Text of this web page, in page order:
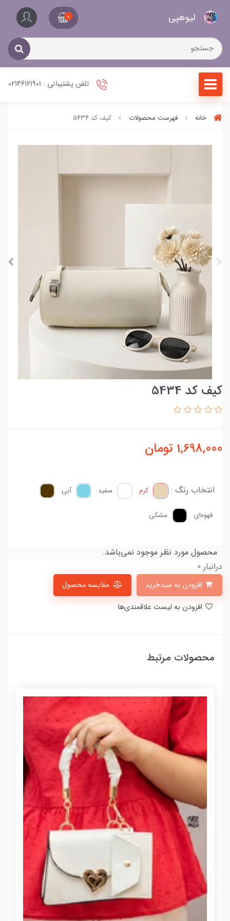
لیو‌هپی 0
تلفن پشتیبانی : 02146121901
خانه فهرست محصولات کیف کد 5434
کیف کد 5434
1,698,000 تومان
انتخاب رنگ : کرم سفید آبی
قهوه‌ای مشکی
محصول مورد نظر موجود نمی‌باشد.
درانبار 0
مقایسه محصول
محصولات مرتبط